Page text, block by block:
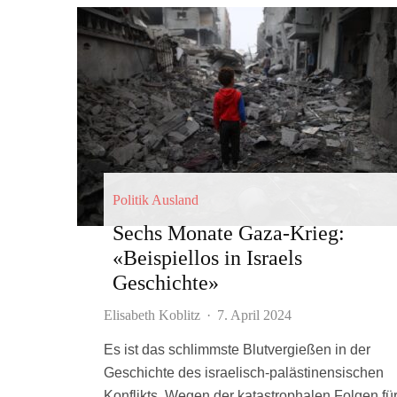
Politik Ausland
Sechs Monate Gaza-Krieg:
«Beispiellos in Israels
Geschichte»
Elisabeth Koblitz · 7. April 2024
Es ist das schlimmste Blutvergießen in der
Geschichte des israelisch-palästinensischen